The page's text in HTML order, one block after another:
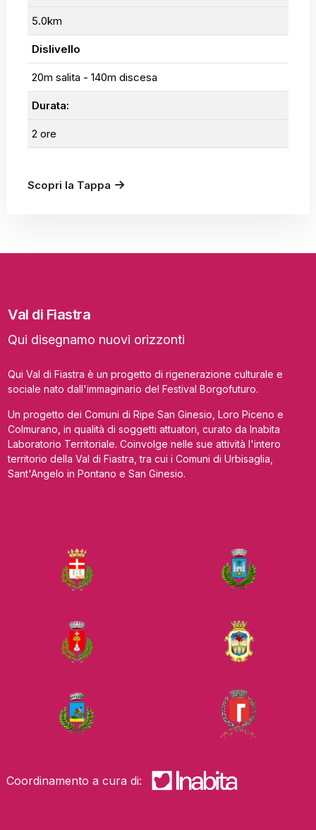
5.0km
Dislivello
20m salita - 140m discesa
Durata:
2 ore
Scopri la Tappa
Val di Fiastra
Qui disegnamo nuovi orizzonti
Qui Val di Fiastra è un progetto di rigenerazione culturale e
sociale nato dall'immaginario del Festival Borgofuturo.
Un progetto dei Comuni di Ripe San Ginesio, Loro Piceno e
Colmurano, in qualità di soggetti attuatori, curato da Inabita
Laboratorio Territoriale. Coinvolge nelle sue attività l'intero
territorio della Val di Fiastra, tra cui i Comuni di Urbisaglia,
Sant'Angelo in Pontano e San Ginesio.
Coordinamento a cura di: